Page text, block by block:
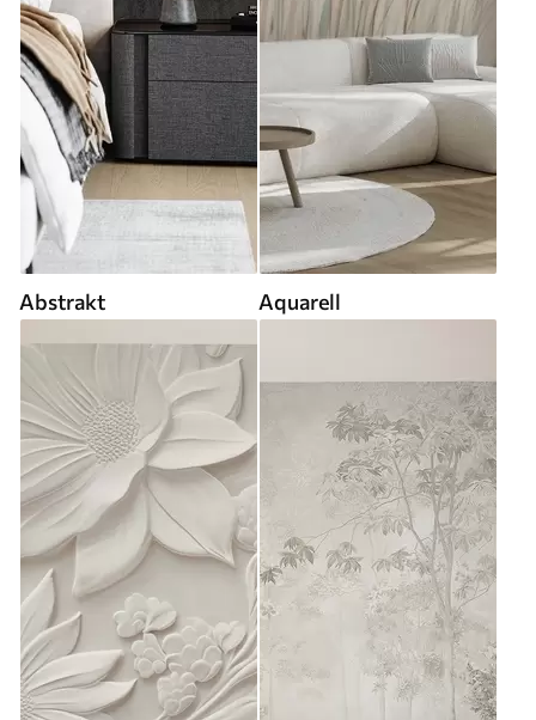
Abstrakt Aquarell